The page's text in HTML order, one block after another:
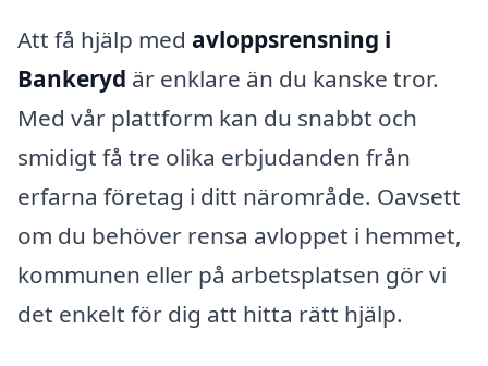
Att få hjälp med avloppsrensning i
Bankeryd är enklare än du kanske tror.
Med vår plattform kan du snabbt och
smidigt få tre olika erbjudanden från
erfarna företag i ditt närområde. Oavsett
om du behöver rensa avloppet i hemmet,
kommunen eller på arbetsplatsen gör vi
det enkelt för dig att hitta rätt hjälp.